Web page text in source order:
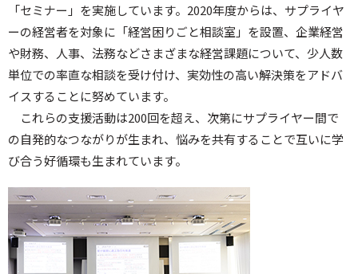
「セミナー」を実施しています。2020年度からは、サプライヤ
ーの経営者を対象に「経営困りごと相談室」を設置、企業経営
や財務、人事、法務などさまざまな経営課題について、少人数
単位での率直な相談を受け付け、実効性の高い解決策をアドバ
イスすることに努めています。
これらの支援活動は200回を超え、次第にサプライヤー間で
の自発的なつながりが生まれ、悩みを共有することで互いに学
び合う好循環も生まれています。